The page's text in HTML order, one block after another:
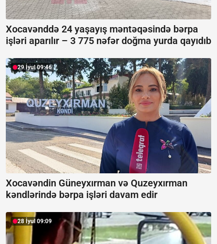
Xocavənddə 24 yaşayış məntəqəsində bərpa
işləri aparılır – 3 775 nəfər doğma yurda qayıdıb
29 İyul 09:46
Xocavəndin Güneyxırman və Quzeyxırman
kəndlərində bərpa işləri davam edir
28 İyul 09:09